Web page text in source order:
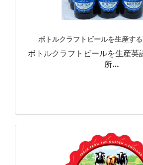
ボトルクラフトビールを生産する
ボトルクラフトビールを生産英
所…